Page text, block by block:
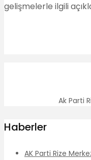
gelişmelerle ilgili
Ak Parti
Haberler
AK Parti Rize